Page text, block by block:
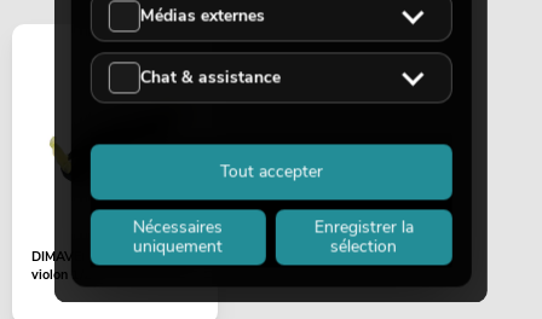
DIMAVERY Épaulière pour
violon 1/2
Médias externes
Chat & assistance
Nécessaires
uniquement
Enregistrer la
sélection
Tout accepter